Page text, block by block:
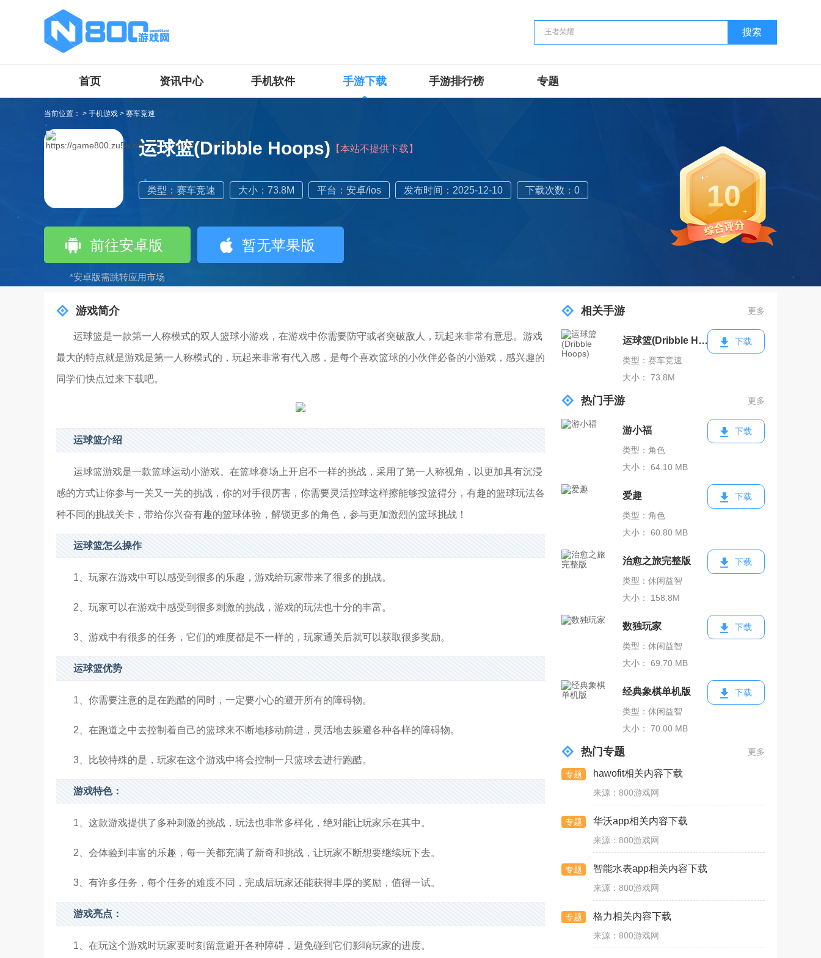
搜索
首页 资讯中心 手机软件 手游下载 手游排行榜 专题
当前位置： > 手机游戏 > 赛车竞速
运球篮(Dribble Hoops) 【本站不提供下载】
类型：赛车竞速 大小：73.8M 平台：安卓/ios 发布时间：2025-12-10 下载次数：0
前往安卓版
*安卓版需跳转应用市场
暂无苹果版
10
游戏简介
运球篮是一款第一人称模式的双人篮球小游戏，在游戏中你需要防守或者突破敌人，玩起来非常有意思。游戏
最大的特点就是游戏是第一人称模式的，玩起来非常有代入感，是每个喜欢篮球的小伙伴必备的小游戏，感兴趣的
同学们快点过来下载吧。
运球篮介绍
运球篮游戏是一款篮球运动小游戏。在篮球赛场上开启不一样的挑战，采用了第一人称视角，以更加具有沉浸
感的方式让你参与一关又一关的挑战，你的对手很厉害，你需要灵活控球这样擦能够投篮得分，有趣的篮球玩法各
种不同的挑战关卡，带给你兴奋有趣的篮球体验，解锁更多的角色，参与更加激烈的篮球挑战！
运球篮怎么操作
1、玩家在游戏中可以感受到很多的乐趣，游戏给玩家带来了很多的挑战。
2、玩家可以在游戏中感受到很多刺激的挑战，游戏的玩法也十分的丰富。
3、游戏中有很多的任务，它们的难度都是不一样的，玩家通关后就可以获取很多奖励。
运球篮优势
1、你需要注意的是在跑酷的同时，一定要小心的避开所有的障碍物。
2、在跑道之中去控制着自己的篮球来不断地移动前进，灵活地去躲避各种各样的障碍物。
3、比较特殊的是，玩家在这个游戏中将会控制一只篮球去进行跑酷。
游戏特色：
1、这款游戏提供了多种刺激的挑战，玩法也非常多样化，绝对能让玩家乐在其中。
2、会体验到丰富的乐趣，每一关都充满了新奇和挑战，让玩家不断想要继续玩下去。
3、有许多任务，每个任务的难度不同，完成后玩家还能获得丰厚的奖励，值得一试。
游戏亮点：
1、在玩这个游戏时玩家要时刻留意避开各种障碍，避免碰到它们影响玩家的进度。
相关手游 更多
运球篮(Dribble Hoops)
类型：赛车竞速
大小： 73.8M
下载
热门手游 更多
游小福
类型：角色
大小： 64.10 MB
下载
爱趣
类型：角色
大小： 60.80 MB
下载
治愈之旅完整版
类型：休闲益智
大小： 158.8M
下载
数独玩家
类型：休闲益智
大小： 69.70 MB
下载
经典象棋单机版
类型：休闲益智
大小： 70.00 MB
下载
热门专题 更多
专题 hawofit相关内容下载
来源：800游戏网
专题 华沃app相关内容下载
来源：800游戏网
专题 智能水表app相关内容下载
来源：800游戏网
专题 格力相关内容下载
来源：800游戏网